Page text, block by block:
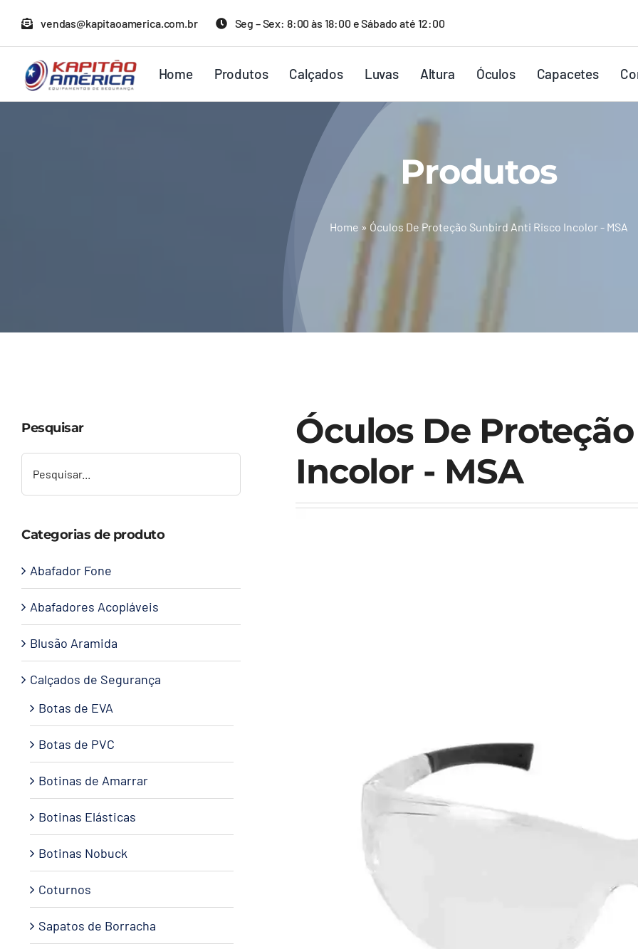
para
conteúdo
vendas@kapitaoamerica.com.br Seg – Sex: 8:00 às 18:00 e Sábado até 12:00
Home Produtos Calçados Luvas Altura Óculos Capacetes
Produtos
Home » Óculos De Proteção Sunbird Anti Risco Incolor - MSA
Óculos De
Incolor - MSA
Pesquisar
Categorias de produto
Abafador Fone
Abafadores Acopláveis
Blusão Aramida
Calçados de Segurança
Botas de EVA
Botas de PVC
Botinas de Amarrar
Botinas Elásticas
Botinas Nobuck
Coturnos
Sapatos de Borracha